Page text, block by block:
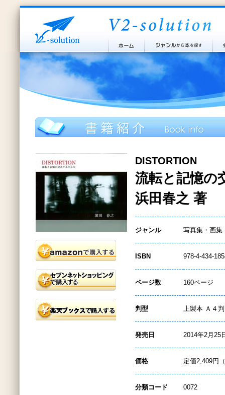
DISTORTION
流転と記憶の
浜田春之 著
ジャンル 写真集・画集
ISBN 978-4-434-
ページ数 160ページ
判型 上製本 Ａ４判
発売日 2014年2月25
価格 定価2,409円
分類コード 0072